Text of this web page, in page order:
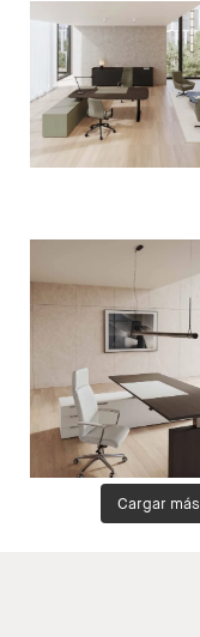
Cargar más